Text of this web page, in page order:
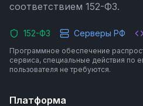
соответствием 152-ФЗ.
152-ФЗ Серверы РФ
Программное обеспечение
сервиса, специальные действия по
пользователя не требуются.
Платформа